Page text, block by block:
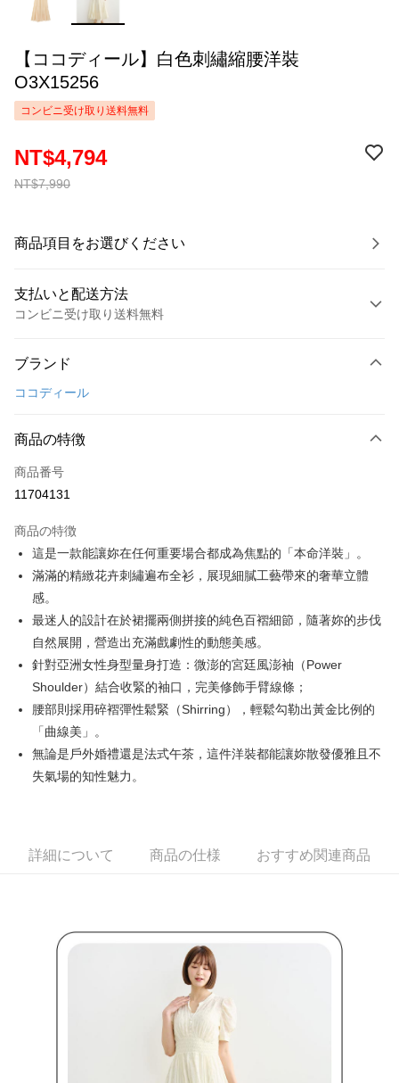
【ココディール】白色刺繡縮腰洋裝
O3X15256
コンビニ受け取り送料無料
NT$7,990
NT$4,794
商品項目をお選びください
支払いと配送方法
コンビニ受け取り送料無料
クレジットカード1回払い
LINE Pay
Apple Pay
Easy Wallet
AFTEE代金後払い
説明
一、 AFTEE代金後払いについて
1.お支払い方法でAFTEE代金後払いを選択すると、携帯電話認証ウィンド
ウが表示されます。
2.SMSで認証してお支払い手続を進めてください。
す。
4.ご注文が完了すると、携帯に支払い通知のSMSが届きます。アプリ会員
の場合は、AFTEE アプリプッシュ通知が届きます。
5.商品受け取り時のお支払いは不要です。商品を確かめてから、SMSまた
はアプリの通知に従って、4大コンビニ、またはATM/オンラインバンキン
グでお支払いください。
わらず、AFTEEで指定された期限内にお支払いください。
1.初回 AFTEEを ご利用の際に、認証結果及び当社の審査の結果に基づ
2.決済金額は最低NT$20です。
3.現在、台湾の会員のみご利用いただけます。
三、利用規約「AFTEE代金後払い」（以下当サービスという）はネットプ
ロテクションズ（以下 AFTEE という）が提供し、AFTEEが代金を徴収し
ATM払い
配送方法
全家取貨付款
付款後全家取貨
送料無料
送料無料
ブランド
ココディール
商品の特徴
商品番号
11704131
商品の特徴
這是一款能讓妳在任何重要場合都成為焦點的「本命洋裝」。
滿滿的精緻花卉刺繡遍布全衫，展現細膩工藝帶來的奢華立體
感。
最迷人的設計在於裙擺兩側拼接的純色百褶細節，隨著妳的步伐
自然展開，營造出充滿戲劇性的動態美感。
針對亞洲女性身型量身打造：微澎的宮廷風澎袖（Power
Shoulder）結合收緊的袖口，完美修飾手臂線條；
腰部則採用碎褶彈性鬆緊（Shirring），輕鬆勾勒出黃金比例的
「曲線美」。
無論是戶外婚禮還是法式午茶，這件洋裝都能讓妳散發優雅且不
失氣場的知性魅力。
詳細について 商品の仕様 おすすめ関連商品